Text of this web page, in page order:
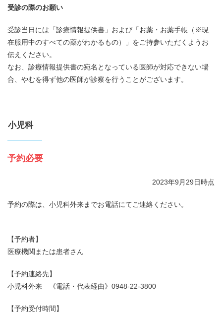
受診の際のお願い
受診当日には「診療情報提供書」および「お薬・お薬手帳（※現
在服用中のすべての薬がわかるもの）」をご持参いただくようお
伝えください。
なお、診療情報提供書の宛名となっている医師が対応できない場
合、やむを得ず他の医師が診察を行うことがございます。
小児科
予約必要
2023年9月29日時点
予約の際は、小児科外来までお電話にてご連絡ください。
【予約者】
医療機関または患者さん
【予約連絡先】
小児科外来 《電話・代表経由》0948-22-3800
【予約受付時間】